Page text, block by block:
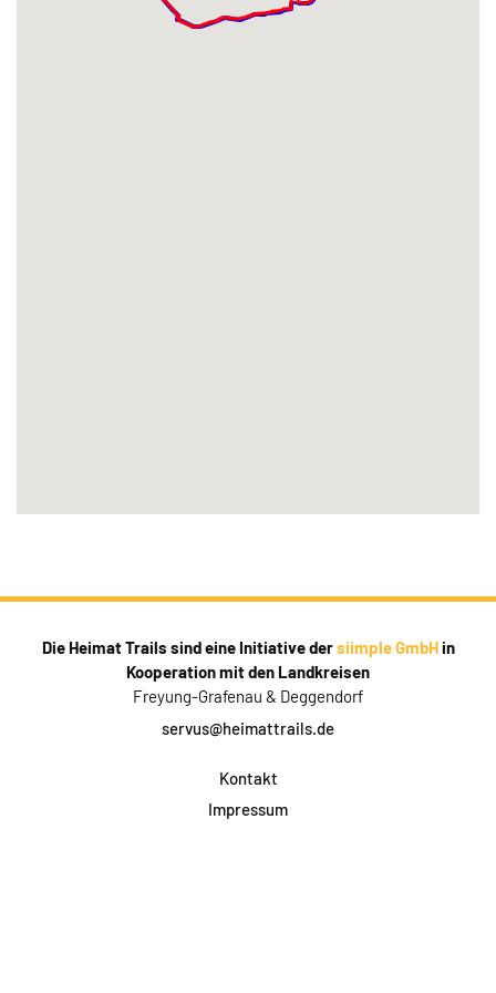
Die Heimat Trails sind eine Initiative dersiimple GmbHin
Kooperation mit den Landkreisen
Freyung-Grafenau & Deggendorf
servus@heimattrails.de
Kontakt
Impressum